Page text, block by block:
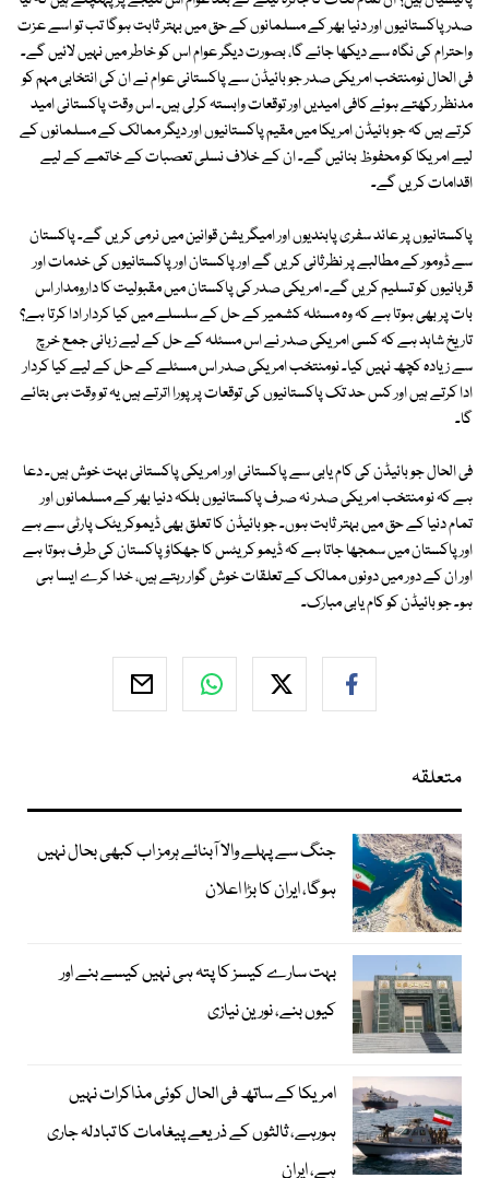
صدر پاکستانیوں اور دنیا بھر کے مسلمانوں کے حق میں بہتر ثابت ہوگا تب تو اسے عزت
واحترام کی نگاہ سے دیکھا جائے گا، بصورت دیگر عوام اس کو خاطر میں نہیں لائیں گے۔
فی الحال نومنتخب امریکی صدر جو بائیڈن سے پاکستانی عوام نے ان کی انتخابی مہم کو
مدنظر رکھتے ہوئے کافی امیدیں اور توقعات وابستہ کرلی ہیں۔ اس وقت پاکستانی امید
کرتے ہیں کہ جو بائیڈن امریکا میں مقیم پاکستانیوں اور دیگر ممالک کے مسلمانوں کے
لیے امریکا کو محفوظ بنائیں گے۔ ان کے خلاف نسلی تعصبات کے خاتمے کے لیے
اقدامات کریں گے۔
پاکستانیوں پر عائد سفری پابندیوں اور امیگریشن قوانین میں نرمی کریں گے۔ پاکستان
سے ڈومور کے مطالبے پر نظرثانی کریں گے اور پاکستان اور پاکستانیوں کی خدمات اور
قربانیوں کو تسلیم کریں گے۔ امریکی صدر کی پاکستان میں مقبولیت کا دارومدار اس
بات پر بھی ہوتا ہے کہ وہ مسئلہ کشمیر کے حل کے سلسلے میں کیا کردار ادا کرتا ہے؟
تاریخ شاہد ہے کہ کسی امریکی صدر نے اس مسئلہ کے حل کے لیے زبانی جمع خرچ
سے زیادہ کچھ نہیں کیا۔ نومنتخب امریکی صدر اس مسئلے کے حل کے لیے کیا کردار
ادا کرتے ہیں اور کس حد تک پاکستانیوں کی توقعات پر پورا اترتے ہیں یہ تو وقت ہی بتائے
گا۔
فی الحال جو بائیڈن کی کام یابی سے پاکستانی اور امریکی پاکستانی بہت خوش ہیں۔ دعا
ہے کہ نو منتخب امریکی صدر نہ صرف پاکستانیوں بلکہ دنیا بھر کے مسلمانوں اور
تمام دنیا کے حق میں بہتر ثابت ہوں۔ جو بائیڈن کا تعلق بھی ڈیموکریٹک پارٹی سے ہے
اور پاکستان میں سمجھا جاتا ہے کہ ڈیمو کریٹس کا جھکاؤ پاکستان کی طرف ہوتا ہے
اور ان کے دور میں دونوں ممالک کے تعلقات خوش گوار رہتے ہیں، خدا کرے ایسا ہی
ہو۔ جو بائیڈن کو کام یابی مبارک۔
متعلقہ
جنگ سے پہلے والا آبنائے ہرمز اب کبھی بحال نہیں
ہوگا، ایران کا بڑا اعلان
بہت سارے کیسز کا پتہ ہی نہیں کیسے بنے اور
کیوں بنے، نورین نیازی
امریکا کے ساتھ فی الحال کوئی مذاکرات نہیں
ہورہے، ثالثوں کے ذریعے پیغامات کا تبادلہ جاری
ہے، ایران